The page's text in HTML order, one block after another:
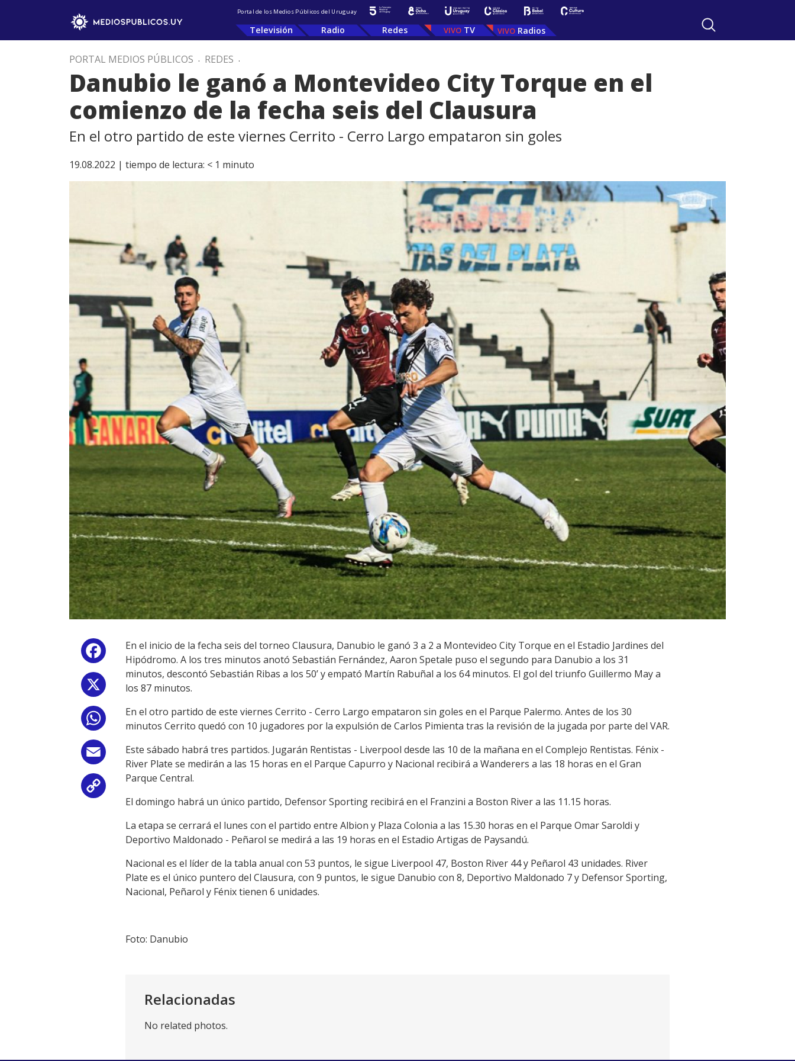
Portal de los Medios Públicos del Uruguay
Televisión Radio Redes TV Radios
PORTAL MEDIOS PÚBLICOS . REDES .
Danubio le ganó a Montevideo City Torque en el
comienzo de la fecha seis del Clausura
En el otro partido de este viernes Cerrito - Cerro Largo empataron sin goles
19.08.2022 | tiempo de lectura: < 1 minuto
Facebook
WhatsApp
Email
En el inicio de la fecha seis del torneo Clausura, Danubio le ganó 3 a 2 a Montevideo City Torque en el Estadio Jardines del
Hipódromo. A los tres minutos anotó Sebastián Fernández, Aaron Spetale puso el segundo para Danubio a los 31
minutos, descontó Sebastián Ribas a los 50’ y empató Martín Rabuñal a los 64 minutos. El gol del triunfo Guillermo May a
los 87 minutos.
En el otro partido de este viernes Cerrito - Cerro Largo empataron sin goles en el Parque Palermo. Antes de los 30
minutos Cerrito quedó con 10 jugadores por la expulsión de Carlos Pimienta tras la revisión de la jugada por parte del VAR.
Este sábado habrá tres partidos. Jugarán Rentistas - Liverpool desde las 10 de la mañana en el Complejo Rentistas. Fénix -
River Plate se medirán a las 15 horas en el Parque Capurro y Nacional recibirá a Wanderers a las 18 horas en el Gran
Parque Central.
El domingo habrá un único partido, Defensor Sporting recibirá en el Franzini a Boston River a las 11.15 horas.
La etapa se cerrará el lunes con el partido entre Albion y Plaza Colonia a las 15.30 horas en el Parque Omar Saroldi y
Deportivo Maldonado - Peñarol se medirá a las 19 horas en el Estadio Artigas de Paysandú.
Nacional es el líder de la tabla anual con 53 puntos, le sigue Liverpool 47, Boston River 44 y Peñarol 43 unidades. River
Plate es el único puntero del Clausura, con 9 puntos, le sigue Danubio con 8, Deportivo Maldonado 7 y Defensor Sporting,
Nacional, Peñarol y Fénix tienen 6 unidades.
Foto: Danubio
Relacionadas
No related photos.